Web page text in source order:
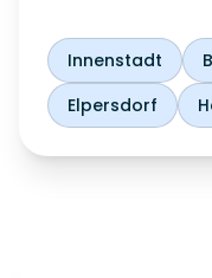
Innenstadt
Elpersdorf